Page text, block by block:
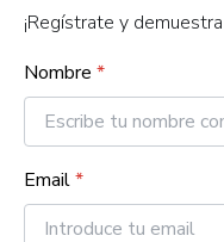
¡Regístrate y
Nombre *
Email*